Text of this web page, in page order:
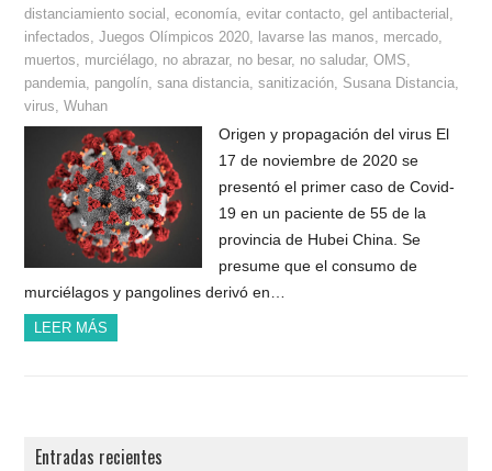
distanciamiento social
,economía ,evitar contacto ,gel antibacterial
infectados ,Juegos Olímpicos 2020 lavarse las manos mercado
muertos
murciélago no abrazar, no besar, no saludar,OMS
pandemia pangolín ,sana distancia ,sanitización Susana Distancia
virus ,Wuhan
Origen y propagación del virus El
17 de noviembre de 2020 se
presentó el primer caso de Covid-
19 en un paciente de 55 de la
provincia de Hubei China. Se
presume que el consumo de
murciélagos y pangolines derivó en…
LEER MÁS
Entradas recientes